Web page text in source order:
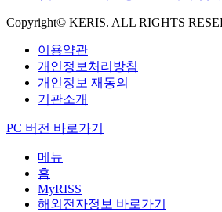
Copyright© KERIS. ALL RIGHTS
이용약관
개인정보처리방침
개인정보 재동의
기관소개
PC 버전 바로가기
메뉴
홈
MyRISS
해외전자정보 바로가기